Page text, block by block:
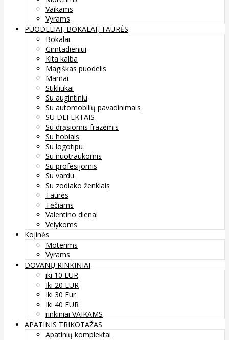
Vaikams
Vyrams
PUODELIAI, BOKALAI, TAURĖS
Bokalai
Gimtadieniui
Kita kalba
Magiškas puodelis
Mamai
Stikliukai
Su augintiniu
Su automobilių pavadinimais
SU DEFEKTAIS
Su drąsiomis frazėmis
Su hobiais
Su logotipu
Su nuotraukomis
Su profesijomis
Su vardu
Su zodiako ženklais
Taurės
Tėčiams
Valentino dienai
Velykoms
Kojinės
Moterims
Vyrams
DOVANŲ RINKINIAI
iki 10 EUR
Iki 20 EUR
Iki 30 Eur
Iki 40 EUR
rinkiniai VAIKAMS
APATINIS TRIKOTAŽAS
Apatinių komplektai